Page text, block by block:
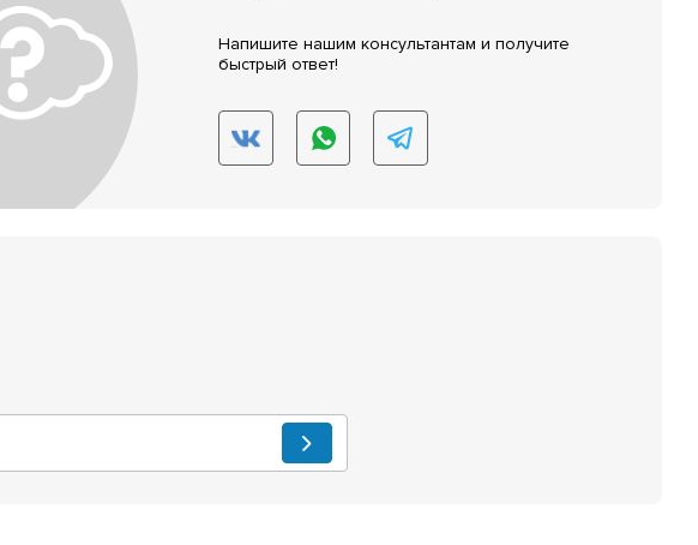
Напишите нашим консультантам и получите
быстрый ответ!